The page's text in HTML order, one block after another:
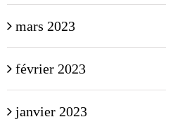
mars 2023
février 2023
janvier 2023